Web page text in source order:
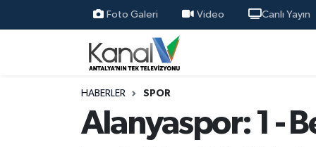
Foto Galeri Video Canlı Yayın
HABERLER SPOR
Alanyaspor: 1 -
Ana Haber
Antalya Haber
Nöbetçi Eczaneler
Hava Durumu
Trafik Durumu